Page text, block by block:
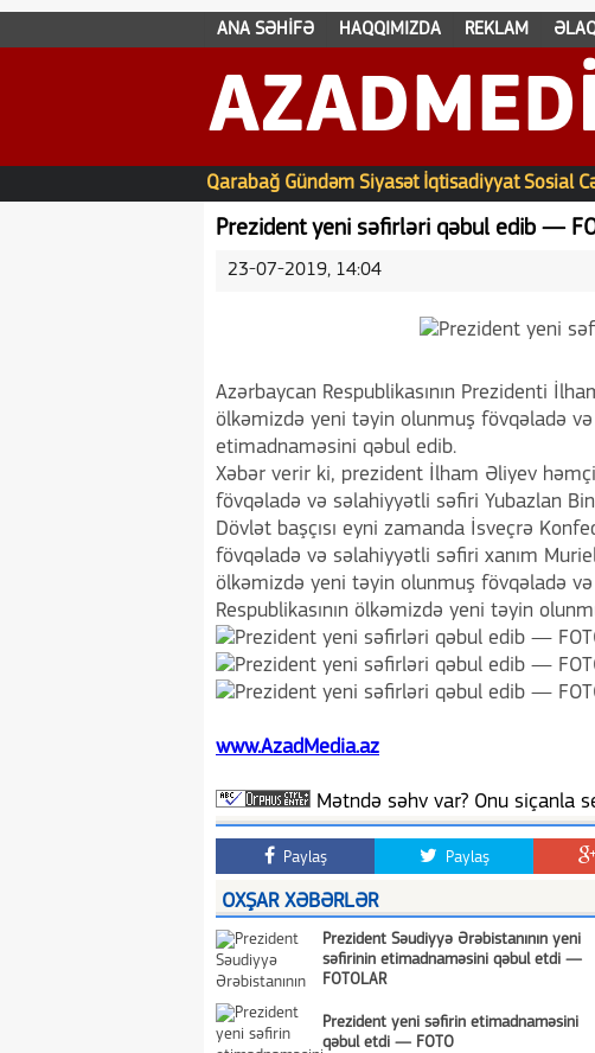
ANA SƏHİFƏ HAQQIMIZDA REKLAM
Qarabağ Gündəm Siyasət İqtisadiyyat Sosial
Prezident yeni səfirləri qəbul edib —
23-07-2019, 14:04
Azərbaycan Respublikasının Prezidenti
ölkəmizdə yeni təyin olunmuş fövqəladə
etimadnaməsini qəbul edib.
Xəbər verir ki, prezident İlham Əliyev
fövqəladə və səlahiyyətli səfiri Yubazlan
Dövlət başçısı eyni zamanda İsveçrə
fövqəladə və səlahiyyətli səfiri xanım
ölkəmizdə yeni təyin olunmuş fövqəladə
Respublikasının ölkəmizdə yeni təyin
www.AzadMedia.az
Mətndə səhv var? Onu siçanla
Paylaş Paylaş
OXŞAR XƏBƏRLƏR
Prezident Səudiyyə Ərəbistanının yeni
səfirinin etimadnaməsini qəbul etdi —
FOTOLAR
Prezident yeni səfirin etimadnaməsini
qəbul etdi — FOTO